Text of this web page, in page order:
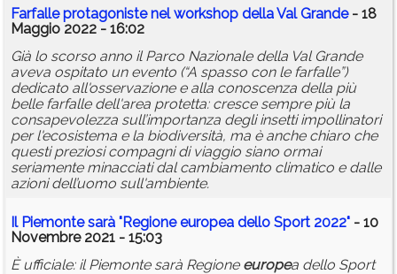
Farfalle protagoniste nel workshop della Val Grande- 18
Maggio 2022 - 16:02
Già lo scorso anno il Parco Nazionale della Val Grande
aveva ospitato un evento (“A spasso con le farfalle”)
dedicato all'osservazione e alla conoscenza della più
belle farfalle dell'area protetta: cresce sempre più la
consapevolezza sull’importanza degli insetti impollinatori
per l'ecosistema e la biodiversità, ma è anche chiaro che
questi preziosi compagni di viaggio siano ormai
seriamente minacciati dal cambiamento climatico e dalle
azioni dell’uomo sull'ambiente.
Il Piemonte sarà "Regioneeuropea dello Sport 2022" - 10
Novembre 2021 - 15:03
È ufficiale: il Piemonte sarà Regione europea dello Sport